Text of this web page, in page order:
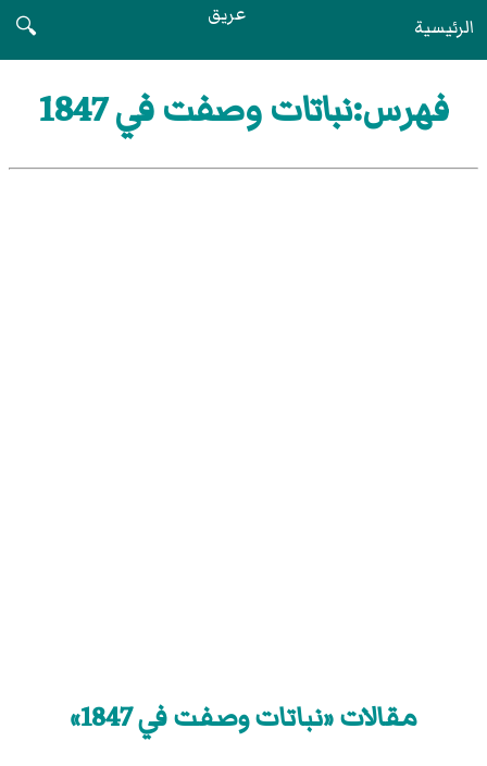
الرئيسية عريق
🔍
فهرس:نباتات وصفت في 1847
مقالات «نباتات وصفت في 1847»